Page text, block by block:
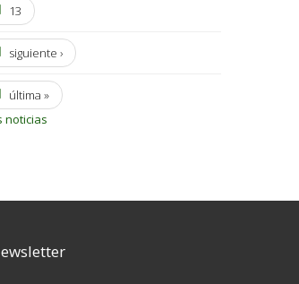
13
siguiente ›
última »
noticias